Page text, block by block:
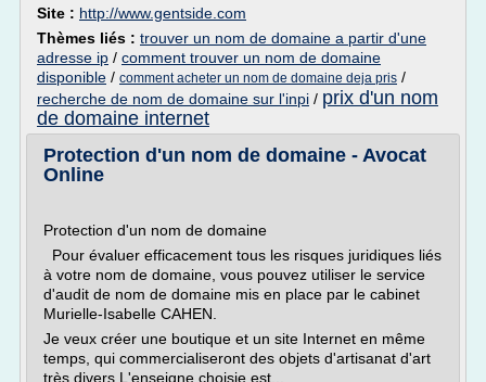
Site : http://www.gentside.com
Thèmes liés : trouver un nom de domaine a partir d'une
adresse ip / comment trouver un nom de domaine
disponible / comment acheter un nom de domaine deja pris /
recherche de nom de domaine sur l'inpi / prix d'un nom
de domaine internet
Protection d'un nom de domaine - Avocat
Online
Protection d'un nom de domaine
Pour évaluer efficacement tous les risques juridiques liés
à votre nom de domaine, vous pouvez utiliser le service
d'audit de nom de domaine mis en place par le cabinet
Murielle-Isabelle CAHEN.
Je veux créer une boutique et un site Internet en même
temps, qui commercialiseront des objets d'artisanat d'art
très divers L'enseigne choisie est...